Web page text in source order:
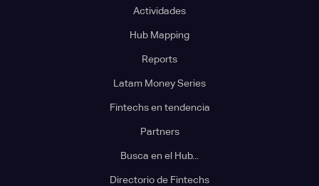
Actividades
Hub Mapping
Reports
Latam Money Series
Fintechs en tendencia
Partners
Busca en el Hub...
Directorio de Fintechs